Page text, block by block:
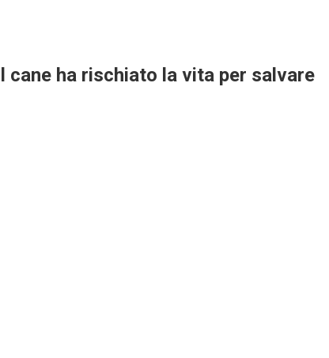
cane ha rischiato la vita per salvare